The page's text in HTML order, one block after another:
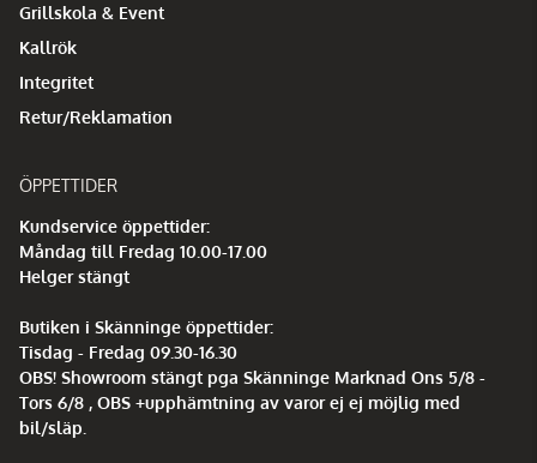
Grillskola & Event
Kallrök
Integritet
Retur/Reklamation
ÖPPETTIDER
Kundservice öppettider:
Måndag till Fredag 10.00-17.00
Helger stängt
Butiken i Skänninge öppettider:
Tisdag - Fredag 09.30-16.30
OBS! Showroom stängt pga Skänninge Marknad Ons 5/8 -
Tors 6/8 , OBS +upphämtning av varor ej ej möjlig med
bil/släp.